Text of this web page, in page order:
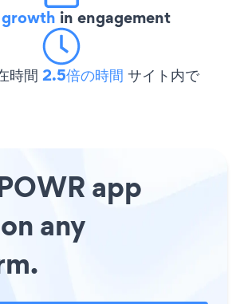
in engagement
時間 2.5倍の時間 サイト内で
app
any